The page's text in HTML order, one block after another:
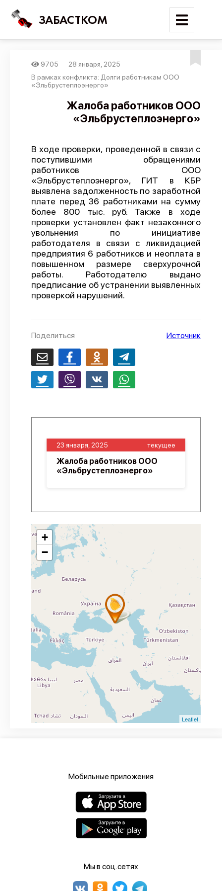
ЗАБАСТКОМ
Войти
Поиск
Новости
Трудовые конфликты
Предложить публикацию
Справочник
API
О проекте
Политика конфиденциальности
9705
28 января, 2025
В рамках конфликта: Долги работникам ООО
«Эльбрустеплоэнерго»
Жалоба работников ООО
«Эльбрустеплоэнерго»
В ходе проверки, проведенной в связи с
поступившими обращениями
работников ООО
«Эльбрустеплоэнерго», ГИТ в КБР
выявлена задолженность по заработной
плате перед 36 работниками на сумму
более 800 тыс. руб. Также в ходе
проверки установлен факт незаконного
увольнения по инициативе
работодателя в связи с ликвидацией
предприятия 6 работников и неоплата в
повышенном размере сверхурочной
работы. Работодателю выдано
предписание об устранении выявленных
проверкой нарушений.
Поделиться Источник
23 января, 2025 текущее
Жалоба работников ООО
«Эльбрустеплоэнерго»
+
−
Leaflet
Мобильные приложения
Мы в соц.сетях